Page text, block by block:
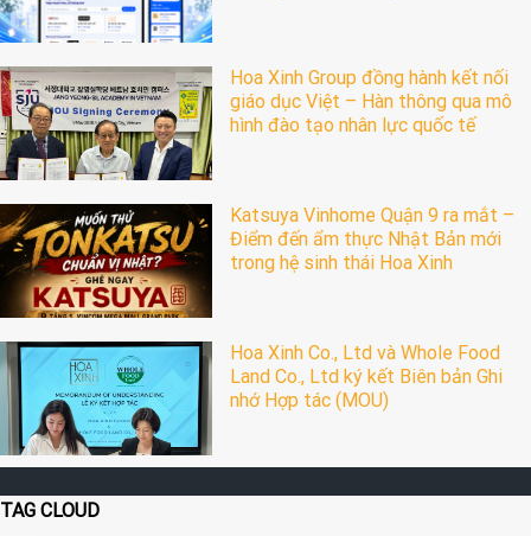
Hoa Xinh Group đồng hành kết nối
giáo dục Việt – Hàn thông qua mô
hình đào tạo nhân lực quốc tế
Katsuya Vinhome Quận 9 ra mắt –
Điểm đến ẩm thực Nhật Bản mới
trong hệ sinh thái Hoa Xinh
Hoa Xinh Co., Ltd và Whole Food
Land Co., Ltd ký kết Biên bản Ghi
nhớ Hợp tác (MOU)
TAG CLOUD